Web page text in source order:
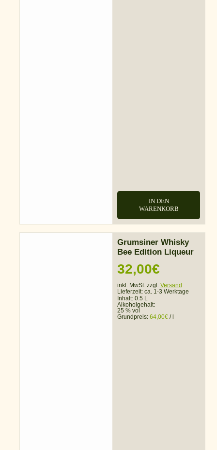
IN DEN
WARENKORB
Grumsiner Whisky
Bee Edition Liqueur
32,00€
inkl. MwSt. zzgl. Versand
Lieferzeit: ca. 1-3 Werktage
Inhalt: 0.5 L
Alkoholgehalt:
25 % vol
Grundpreis: 64,00€ /